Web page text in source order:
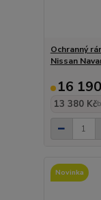
Ochranný
Nissan
16
13 380 Kč
Novinka